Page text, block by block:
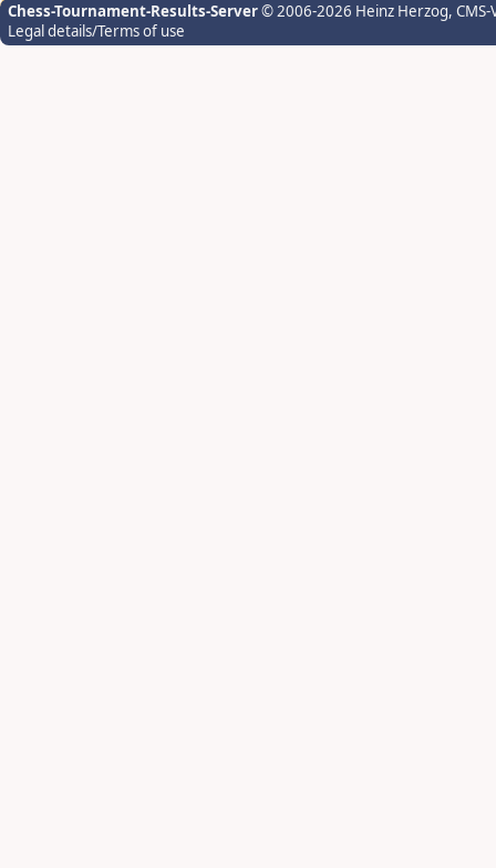
Chess-Tournament-Results-Server© 2006-2026 Heinz Herzog,
Legal details/Terms of use